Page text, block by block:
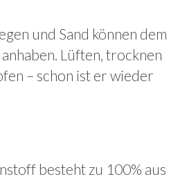
und Sand können dem
Lüften, trocknen
– schon ist er wieder
besteht zu 100% aus